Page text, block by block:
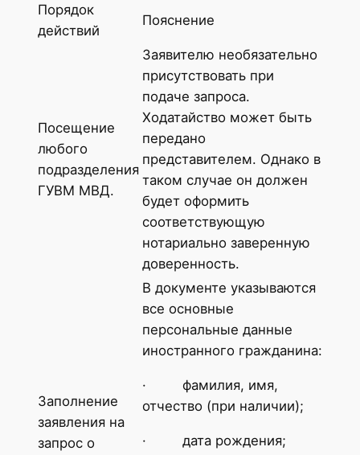
Порядок
действий
Пояснение
Посещение
любого
подразделения
ГУВМ МВД.
Заявителю необязательно
присутствовать при
подаче запроса.
Ходатайство может быть
передано
представителем. Однако в
таком случае он должен
будет оформить
соответствующую
нотариально заверенную
доверенность.
Заполнение
заявления на
запрос о
В документе указываются
все основные
персональные данные
иностранного гражданина:
· фамилия, имя,
отчество (при наличии);
· дата рождения;